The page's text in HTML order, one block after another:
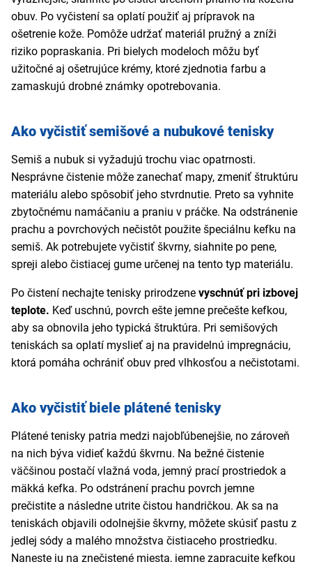
obuv. Po vyčistení sa oplatí použiť aj prípravok na
ošetrenie kože. Pomôže udržať materiál pružný a zníži
riziko popraskania. Pri bielych modeloch môžu byť
užitočné aj ošetrujúce krémy, ktoré zjednotia farbu a
zamaskujú drobné známky opotrebovania.
Ako vyčistiť semišové a nubukové tenisky
Semiš a nubuk si vyžadujú trochu viac opatrnosti.
Nesprávne čistenie môže zanechať mapy, zmeniť štruktúru
materiálu alebo spôsobiť jeho stvrdnutie. Preto sa vyhnite
zbytočnému namáčaniu a praniu v práčke. Na odstránenie
prachu a povrchových nečistôt použite špeciálnu kefku na
semiš. Ak potrebujete vyčistiť škvrny, siahnite po pene,
spreji alebo čistiacej gume určenej na tento typ materiálu.
Po čistení nechajte tenisky prirodzene vyschnúť pri izbovej
teplote. Keď uschnú, povrch ešte jemne prečešte kefkou,
aby sa obnovila jeho typická štruktúra. Pri semišových
teniskách sa oplatí myslieť aj na pravidelnú impregnáciu,
ktorá pomáha ochrániť obuv pred vlhkosťou a nečistotami.
Ako vyčistiť biele plátené tenisky
Plátené tenisky patria medzi najobľúbenejšie, no zároveň
na nich býva vidieť každú škvrnu. Na bežné čistenie
väčšinou postačí vlažná voda, jemný prací prostriedok a
mäkká kefka. Po odstránení prachu povrch jemne
prečistite a následne utrite čistou handričkou. Ak sa na
teniskách objavili odolnejšie škvrny, môžete skúsiť pastu z
jedlej sódy a malého množstva čistiaceho prostriedku.
Naneste ju na znečistené miesta, jemne zapracujte kefkou